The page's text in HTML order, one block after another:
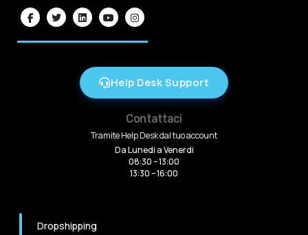
Help Desk Support
Contattaci
Tramite Help Desk dal tuo account
Da Lunedi a Venerdi
08:30 – 13:00
13:30 – 16:00
Dropshipping